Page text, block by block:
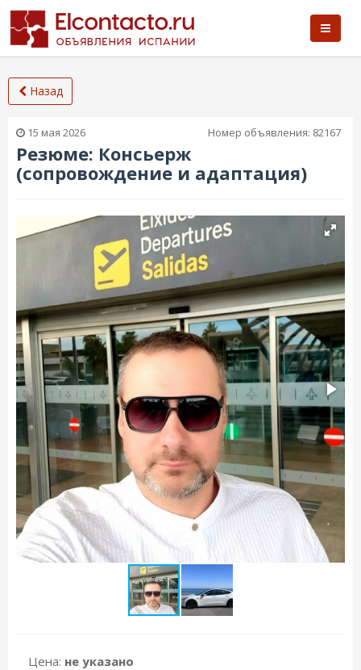
Назад
15 мая 2026 Номер объявления: 82167
Резюме: Консьерж
(сопровождение и адаптация)
Цена: не указано